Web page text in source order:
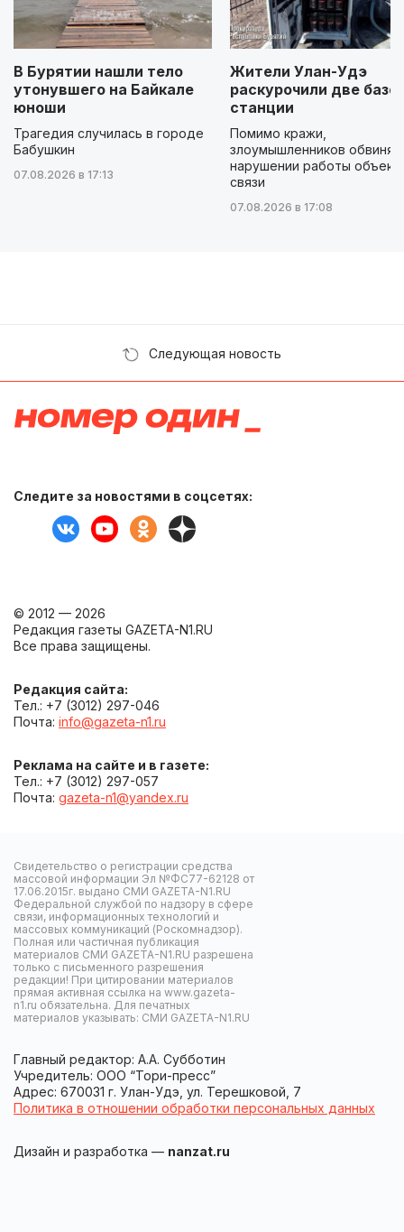
В Бурятии нашли тело
утонувшего на Байкале
юноши
Трагедия случилась в городе
Бабушкин
07.08.2026 в 17:13
Жители Улан-Удэ
раскурочили две
станции
Помимо кражи,
злоумышленников
нарушении работы
связи
07.08.2026 в 17:08
Следующая новость
Следите за новостями в соцсетях:
© 2012 — 2026
Редакция газеты GAZETA-N1.RU
Все права защищены.
Редакция сайта:
Тел.: +7 (3012) 297-046
Почта: info@gazeta-n1.ru
Реклама на сайте и в газете:
Тел.: +7 (3012) 297-057
Почта: gazeta-n1@yandex.ru
Свидетельство о регистрации средства
массовой информации Эл №ФС77-62128 от
17.06.2015г. выдано СМИ GAZETA-N1.RU
Федеральной службой по надзору в сфере
связи, информационных технологий и
массовых коммуникаций (Роскомнадзор).
Полная или частичная публикация
материалов СМИ GAZETA-N1.RU разрешена
только с письменного разрешения
редакции! При цитировании материалов
прямая активная ссылка на www.gazeta-
n1.ru обязательна. Для печатных
материалов указывать: СМИ GAZETA-N1.RU
Главный редактор: А.А. Субботин
Учредитель: ООО “Тори-пресс”
Адрес: 670031 г. Улан-Удэ, ул. Терешковой, 7
Политика в отношении обработки персональных данных
Дизайн и разработка — nanzat.ru